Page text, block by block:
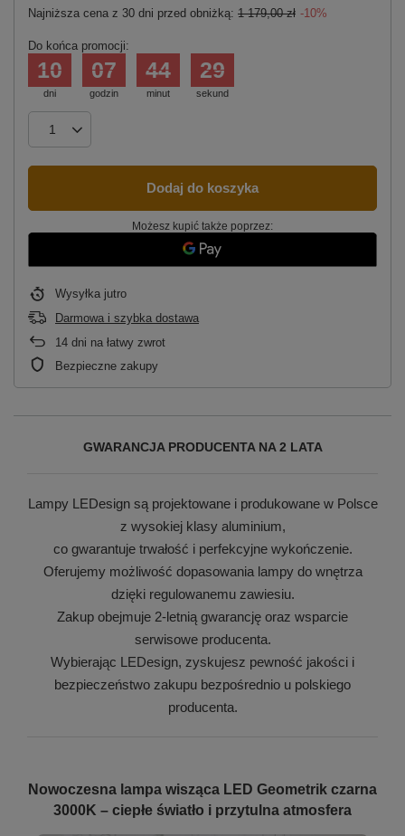
Najniższa cena z 30 dni przed obniżką: 1 179,00 zł -10%
Do końca promocji:
dni
10
godzin
07
minut
44
sekund
28
Dodaj do koszyka
Możesz kupić także poprzez:
Wysyłka jutro
Darmowa i szybka dostawa
14 dni na łatwy zwrot
Bezpieczne zakupy
GWARANCJA PRODUCENTA NA 2 LATA
Lampy LEDesign są projektowane i produkowane w Polsce
z wysokiej klasy aluminium,
co gwarantuje trwałość i perfekcyjne wykończenie.
Oferujemy możliwość dopasowania lampy do wnętrza
dzięki regulowanemu zawiesiu.
Zakup obejmuje 2-letnią gwarancję oraz wsparcie
serwisowe producenta.
Wybierając LEDesign, zyskujesz pewność jakości i
bezpieczeństwo zakupu bezpośrednio u polskiego
producenta.
Nowoczesna lampa wisząca LED Geometrik czarna
3000K – ciepłe światło i przytulna atmosfera